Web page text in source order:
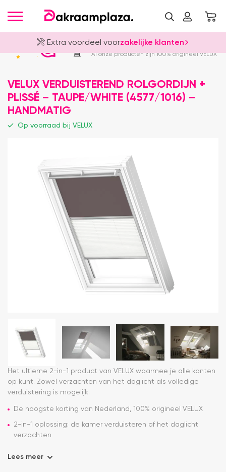
Extra voordeel voorzakelijke klanten
Officieel VELUX Dealer
Al onze producten zijn 100% origineel VELUX
VELUX VERDUISTEREND ROLGORDIJN +
PLISSÉ – TAUPE/WHITE (4577/1016) –
HANDMATIG
Op voorraad bij VELUX
Het ultieme 2-in-1 product van VELUX waarmee je alle kanten
op kunt. Zowel verzachten van het daglicht als volledige
verduistering is mogelijk.
De hoogste korting van Nederland, 100% origineel VELUX
2-in-1 oplossing: de kamer verduisteren of het daglicht
verzachten
Lees meer